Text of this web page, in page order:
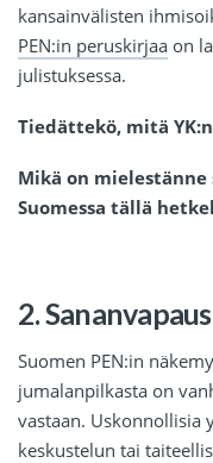
kansainvälisten
PEN:in peruskirjaa on
julistuksessa.
Tiedättekö, mitä
Mikä on
Suomessa tällä
2.
Suomen PEN:in
jumalanpilkasta on
vastaan. Uskonnollisia
keskustelun tai